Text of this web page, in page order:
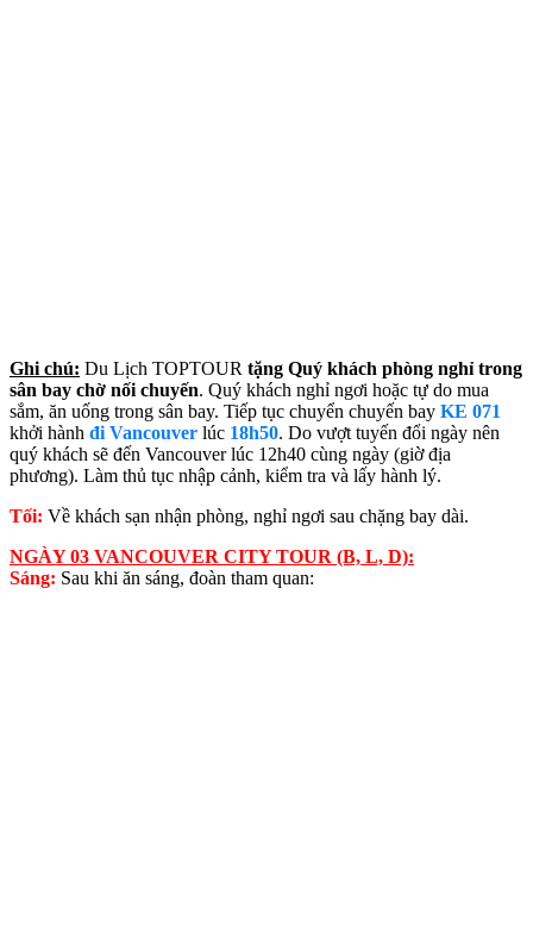
Ghi chú: Du Lịch TOPTOUR tặng Quý khách phòng nghỉ trong
sân bay chờ nối chuyến. Quý khách nghỉ ngơi hoặc tự do mua
sắm, ăn uống trong sân bay. Tiếp tục chuyển chuyến bay KE 071
khởi hành đi Vancouver lúc 18h50. Do vượt tuyến đổi ngày nên
quý khách sẽ đến Vancouver lúc 12h40 cùng ngày (giờ địa
phương). Làm thủ tục nhập cảnh, kiểm tra và lấy hành lý.
Tối: Về khách sạn nhận phòng, nghỉ ngơi sau chặng bay dài.
NGÀY 03 VANCOUVER CITY TOUR (B, L, D):
Sáng: Sau khi ăn sáng, đoàn tham quan: